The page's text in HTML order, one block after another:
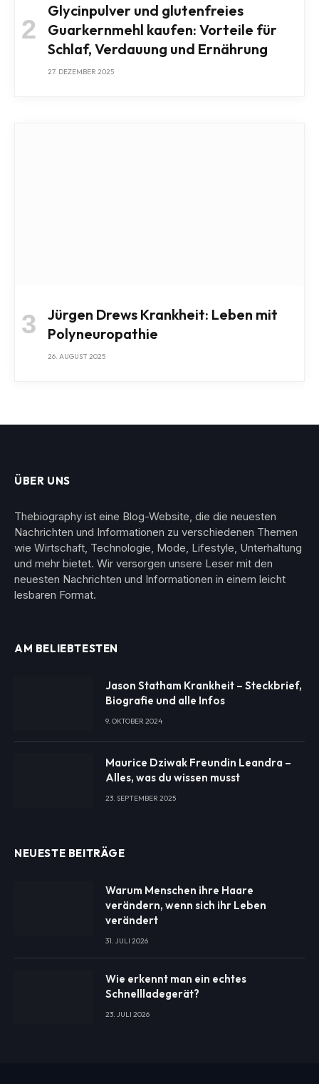
Glycinpulver und glutenfreies
Guarkernmehl kaufen: Vorteile für
Schlaf, Verdauung und Ernährung
27. DEZEMBER 2025
Jürgen Drews Krankheit: Leben mit
Polyneuropathie
26. AUGUST 2025
ÜBER UNS
Thebiography ist eine Blog-Website, die die neuesten
Nachrichten und Informationen zu verschiedenen Themen
wie Wirtschaft, Technologie, Mode, Lifestyle, Unterhaltung
und mehr bietet. Wir versorgen unsere Leser mit den
neuesten Nachrichten und Informationen in einem leicht
lesbaren Format.
AM BELIEBTESTEN
Jason Statham Krankheit – Steckbrief,
Biografie und alle Infos
9. OKTOBER 2024
Maurice Dziwak Freundin Leandra –
Alles, was du wissen musst
23. SEPTEMBER 2025
NEUESTE BEITRÄGE
Warum Menschen ihre Haare
verändern, wenn sich ihr Leben
verändert
31. JULI 2026
Wie erkennt man ein echtes
Schnellladegerät?
23. JULI 2026